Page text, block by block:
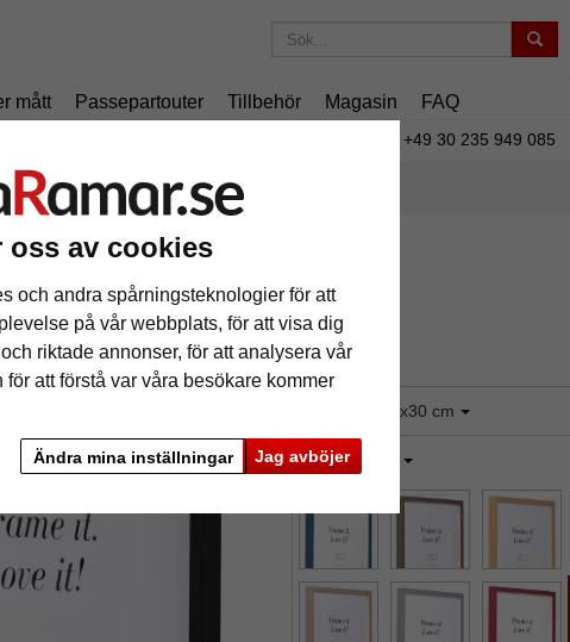
oss av cookies
och andra spårningsteknologier för att
på vår webbplats, för att visa dig
riktade annonser, för att analysera vår
att förstå var våra besökare kommer
Jag avböjer
Ändra mina inställningar
mått Passepartouter Tillbehör Magasin FAQ
+49 30 235 949 085
med distanslist
30x30 cm
färg: